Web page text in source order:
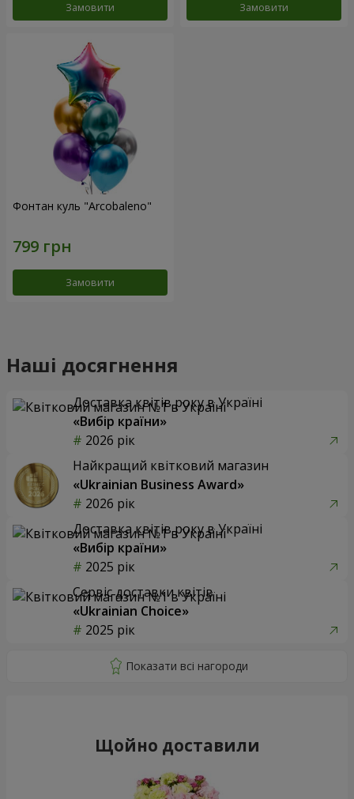
Замовити Замовити
Фонтан куль "Arcobaleno"
Замовити
Наші досягнення
Доставка квітів року в Україні
«Вибір країни»
2026 рік
Найкращий квітковий магазин
«Ukrainian Business Award»
2026 рік
Доставка квітів року в Україні
«Вибір країни»
2025 рік
Сервіс доставки квітів
«Ukrainian Choice»
2025 рік
Щойно доставили